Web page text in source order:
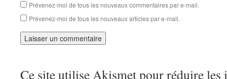
Prévenez-moi de tous les nouveaux commentaires par e-mail.
Prévenez-moi de tous les nouveaux articles par e-mail.
Ce site utilise Akismet pour réduire les